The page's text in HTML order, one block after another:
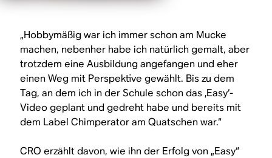
„Hobbymäßig war ich immer schon am Mucke
machen, nebenher habe ich natürlich gemalt, aber
trotzdem eine Ausbildung angefangen und eher
einen Weg mit Perspektive gewählt. Bis zu dem
Tag, an dem ich in der Schule schon das ‚Easy‘-
Video geplant und gedreht habe und bereits mit
dem Label Chimperator am Quatschen war.“
CRO erzählt davon, wie ihn der Erfolg von „Easy“